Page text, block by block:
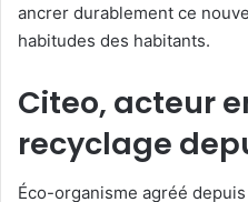
ancrer durablement ce
habitudes des habitants.
Citeo, acteur
recyclage
Éco-organisme agréé